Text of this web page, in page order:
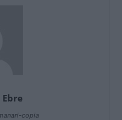
copia